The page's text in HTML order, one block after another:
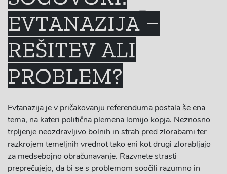
EVTANAZIJA –
REŠITEV ALI
PROBLEM?
Evtanazija je v pričakovanju referenduma postala še ena
tema, na kateri politična plemena lomijo kopja. Neznosno
trpljenje neozdravljivo bolnih in strah pred zlorabami ter
razkrojem temeljnih vrednot tako eni kot drugi zlorabljajo
za medsebojno obračunavanje. Razvnete strasti
preprečujejo, da bi se s problemom soočili razumno in